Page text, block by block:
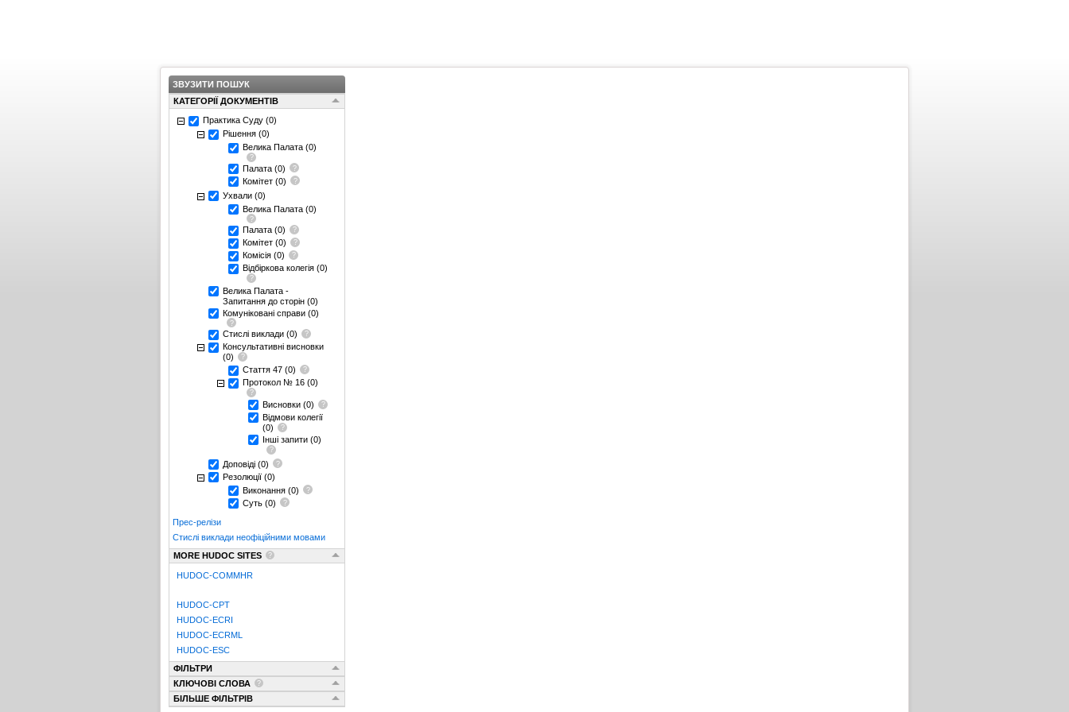
ЗВУЗИТИ ПОШУК
КАТЕГОРІЇ ДОКУМЕНТІВ
Практика Суду (0)
Рішення (0)
Велика Палата (0)
Палата (0)
Комітет (0)
Ухвали (0)
Велика Палата (0)
Палата (0)
Комітет (0)
Комісія (0)
Відбіркова колегія (0)
Велика Палата -
Запитання до сторін (0)
Комуніковані справи (0)
Стислі виклади (0)
Консультативні висновки
(0)
Стаття 47 (0)
Протокол № 16 (0)
Висновки (0)
Відмови колегії
(0)
Інші запити (0)
Доповіді (0)
Резолюції (0)
Виконання (0)
Суть (0)
Прес-релізи
Стислі виклади неофіційними мовами
MORE HUDOC SITES
HUDOC-COMMHR
HUDOC-CPT
HUDOC-ECRI
HUDOC-ECRML
HUDOC-ESC
ФІЛЬТРИ
КЛЮЧОВІ СЛОВА
БІЛЬШЕ ФІЛЬТРІВ